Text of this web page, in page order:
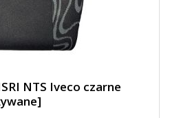
NTS Iveco czarne